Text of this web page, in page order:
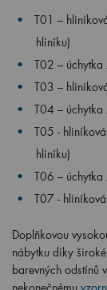
T01 –
hliníku)
T02 – úchytka
T03 –
T04 – úchytka
T05 -
hliníku)
T06 – úchytka
T07 -
Doplňkovou
nábytku díky
barevných odstínů